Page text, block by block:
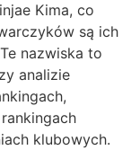
Kima, co
są ich
nazwiska to
analizie
klubowych.